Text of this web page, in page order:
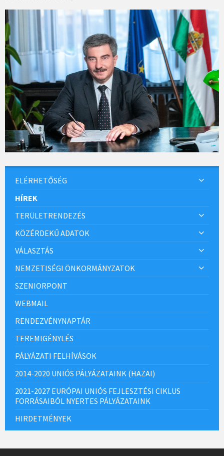
ELÉRHETŐSÉG
HÍREK
TERÜLETRENDEZÉS
KÖZÉRDEKŰ ADATOK
VÁLASZTÁS
NEMZETISÉGI ÖNKORMÁNYZATOK
SZENIORPONT
WEBMAIL
RENDEZVÉNYNAPTÁR
TEREMIGÉNYLÉS
PÁLYÁZATI FELHÍVÁSOK
2014-2020 UNIÓS PÁLYÁZATAINK (HAZAI)
2021-2027 EURÓPAI UNIÓS FEJLESZTÉSI CIKLUS
FORRÁSAIBÓL NYERTES PÁLYÁZATAINK
HIRDETMÉNYEK